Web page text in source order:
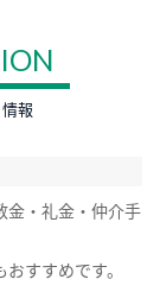
報
金・礼金・仲介手
すすめです。